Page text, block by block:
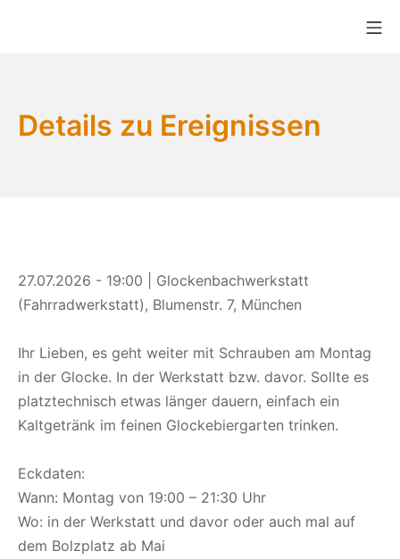
Bikekitchen München e.V.
Details zu Ereignissen
27.07.2026 - 19:00 | Glockenbachwerkstatt
(Fahrradwerkstatt), Blumenstr. 7, München
Ihr Lieben, es geht weiter mit Schrauben am Montag
in der Glocke. In der Werkstatt bzw. davor. Sollte es
platztechnisch etwas länger dauern, einfach ein
Kaltgetränk im feinen Glockebiergarten trinken.
Eckdaten:
Wann: Montag von 19:00 – 21:30 Uhr
Wo: in der Werkstatt und davor oder auch mal auf
dem Bolzplatz ab Mai